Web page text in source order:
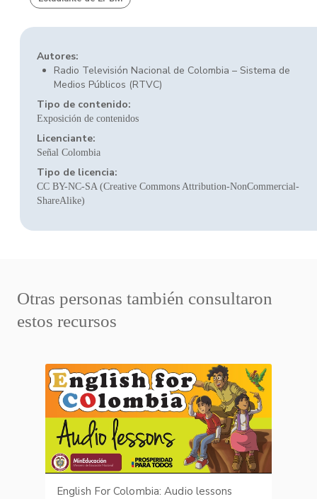
Autores:
Radio Televisión Nacional de Colombia – Sistema de
Medios Públicos (RTVC)
Tipo de contenido:
Exposición de contenidos
Licenciante:
Señal Colombia
Tipo de licencia:
CC BY-NC-SA (Creative Commons Attribution-NonCommercial-
ShareAlike)
Otras personas también consultaron
estos recursos
English For Colombia: Audio lessons